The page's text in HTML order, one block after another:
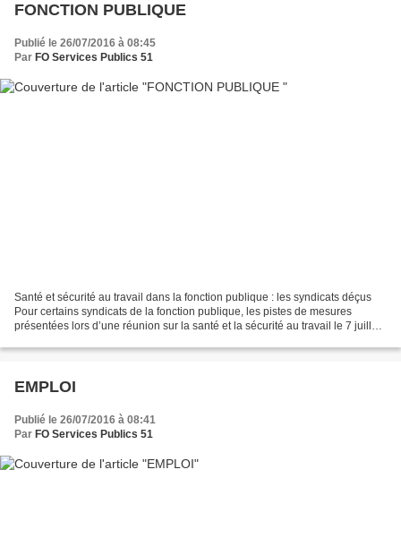
FONCTION PUBLIQUE
Publié le 26/07/2016 à 08:45
Par FO Services Publics 51
Santé et sécurité au travail dans la fonction publique : les syndicats déçus
Pour certains syndicats de la fonction publique, les pistes de mesures
présentées lors d’une réunion sur la santé et la sécurité au travail le 7 juillet
EMPLOI
Publié le 26/07/2016 à 08:41
Par FO Services Publics 51